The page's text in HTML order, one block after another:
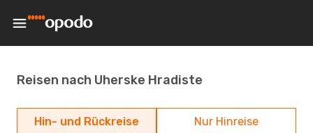
Reisen nach Uherske Hradiste
Hin- und Rückreise Nur Hinreise